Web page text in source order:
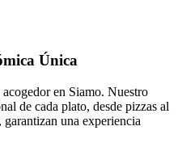
Única
en Siamo. Nuestro
de cada plato, desde pizzas al
garantizan una experiencia